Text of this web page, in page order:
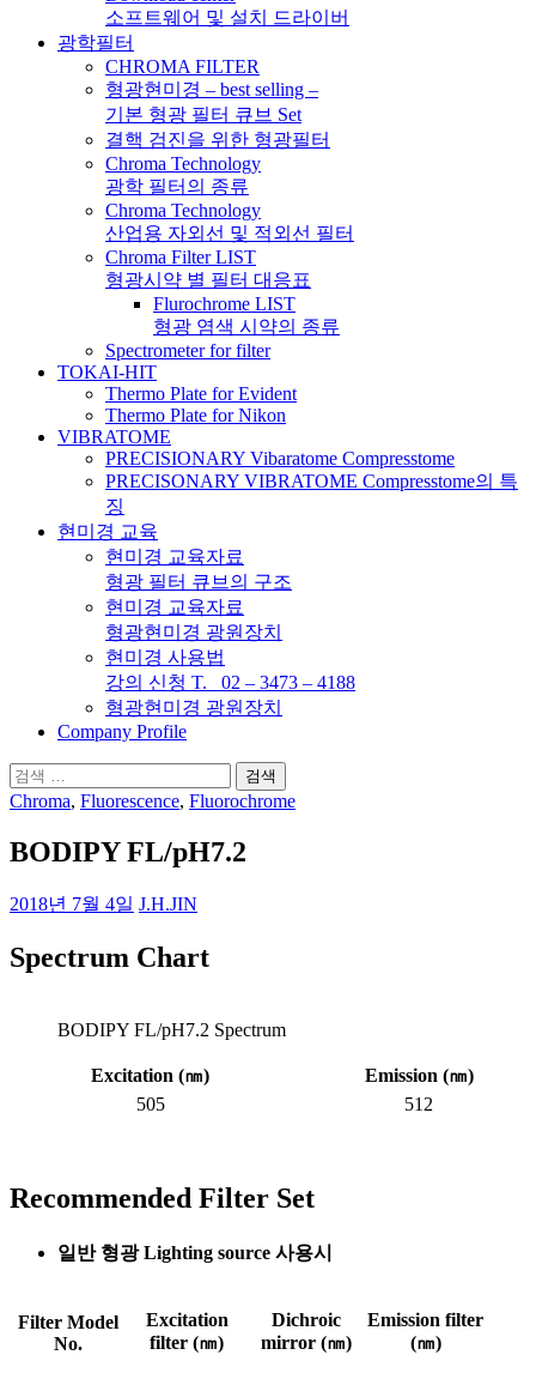
소프트웨어 및 설치 드라이버
광학필터
CHROMA FILTER
형광현미경 – best selling –
기본 형광 필터 큐브 Set
결핵 검진을 위한 형광필터
Chroma Technology
광학 필터의 종류
Chroma Technology
산업용 자외선 및 적외선 필터
Chroma Filter LIST
형광시약 별 필터 대응표
Flurochrome LIST
형광 염색 시약의 종류
Spectrometer for filter
TOKAI-HIT
Thermo Plate for Evident
Thermo Plate for Nikon
VIBRATOME
PRECISIONARY Vibaratome Compresstome
PRECISONARY VIBRATOME Compresstome의 특
징
현미경 교육
현미경 교육자료
형광 필터 큐브의 구조
현미경 교육자료
형광현미경 광원장치
현미경 사용법
강의 신청 T. 02 – 3473 – 4188
형광현미경 광원장치
Company Profile
검
색:
Chroma, Fluorescence, Fluorochrome
BODIPY FL/pH7.2
2018년 7월 4일 J.H.JIN
Spectrum Chart
BODIPY FL/pH7.2 Spectrum
Excitation (㎚) Emission (㎚)
505
512
Recommended Filter Set
일반 형광 Lighting source 사용시
Filter Model
No.
Excitation
filter (㎚)
Dichroic
mirror (㎚)
Emission filter
(㎚)